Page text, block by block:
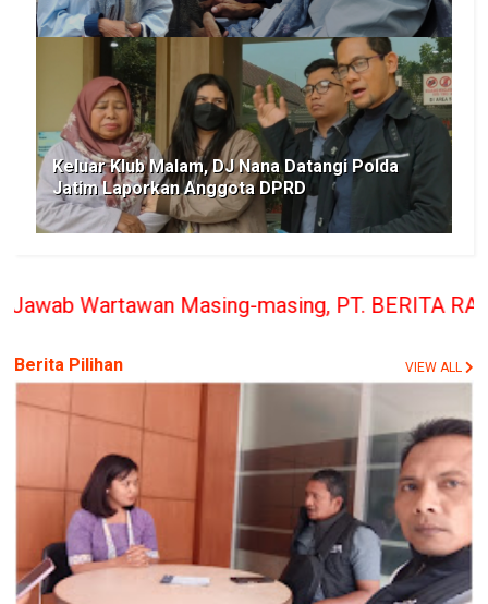
Keluar Klub Malam, DJ Nana Datangi Polda
Jatim Laporkan Anggota DPRD
masing, PT. BERITA RAKYAT
Berita Pilihan VIEW ALL